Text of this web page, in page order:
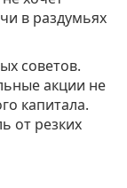
в раздумьях
советов.
акции не
капитала.
от резких